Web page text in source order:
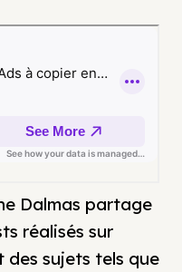
Dalmas partage
réalisés sur
sujets tels que